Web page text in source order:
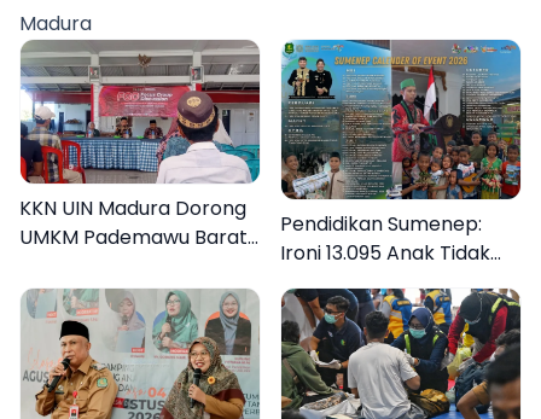
Madura
KKN UIN Madura Dorong
UMKM Pademawu Barat
Pendidikan Sumenep:
Ironi 13.095 Anak Tidak
Sekolah Menyaksikan
Semarak Festival
Kalender Event 2026